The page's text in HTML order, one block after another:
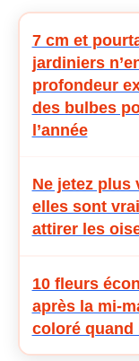
7 cm et
jardiniers
profondeur
des bulbes
l’année
Ne jetez plus
elles sont
attirer les
10 fleurs
après la mi-
coloré quand